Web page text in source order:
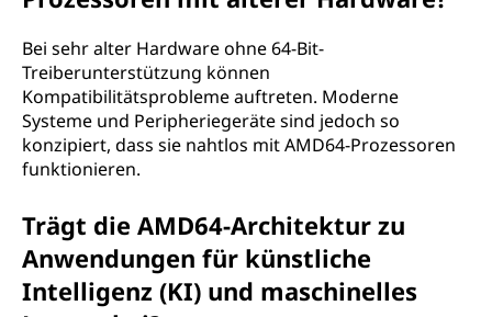
Bei sehr alter Hardware ohne 64-Bit-
Treiberunterstützung können
Kompatibilitätsprobleme auftreten. Moderne
Systeme und Peripheriegeräte sind jedoch so
konzipiert, dass sie nahtlos mit AMD64-Prozessoren
funktionieren.
Trägt die AMD64-Architektur zu
Anwendungen für künstliche
Intelligenz (KI) und maschinelles